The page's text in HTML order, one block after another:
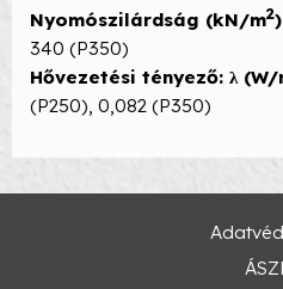
Nyomószilárdság (kN/m2
340 (P350)
Hővezetési tényező: λ (W/
(P250), 0,082 (P350)